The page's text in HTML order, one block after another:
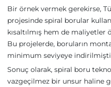
Bir örnek vermek gerekirse,
projesinde spiral borular
kısaltılmış hem de maliyetler
Bu projelerde, boruların
minimum seviyeye
Sonuç olarak, spiral boru
vazgeçilmez bir unsur haline